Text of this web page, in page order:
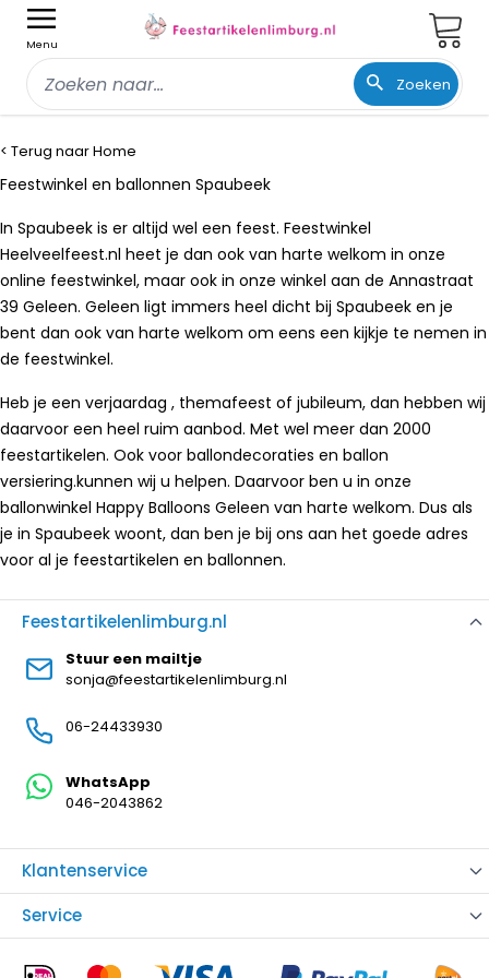
Menu
Zoeken
< Terug naar Home
Feestwinkel en ballonnen Spaubeek
In Spaubeek is er altijd wel een feest. Feestwinkel
Heelveelfeest.nl heet je dan ook van harte welkom in onze
online feestwinkel, maar ook in onze winkel aan de Annastraat
39 Geleen. Geleen ligt immers heel dicht bij Spaubeek en je
bent dan ook van harte welkom om eens een kijkje te nemen in
de feestwinkel.
Heb je een verjaardag , themafeest of jubileum, dan hebben wij
daarvoor een heel ruim aanbod. Met wel meer dan 2000
feestartikelen. Ook voor ballondecoraties en ballon
versiering.kunnen wij u helpen. Daarvoor ben u in onze
ballonwinkel Happy Balloons Geleen van harte welkom. Dus als
je in Spaubeek woont, dan ben je bij ons aan het goede adres
voor al je feestartikelen en ballonnen.
Klantenservice
Service
Feestartikelenlimburg.nl
Stuur een mailtje
sonja@feestartikelenlimburg.nl
06-24433930
WhatsApp
046-2043862